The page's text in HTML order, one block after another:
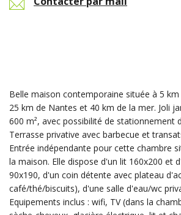
Belle maison contemporaine située à 5 km
25 km de Nantes et 40 km de la mer. Joli
600 m², avec possibilité de stationnement
Terrasse privative avec barbecue et
Entrée indépendante pour cette chambre
la maison. Elle dispose d'un lit 160x200 et
90x190, d'un coin détente avec plateau
café/thé/biscuits), d'une salle d'eau/wc
Equipements inclus : wifi, TV (dans la